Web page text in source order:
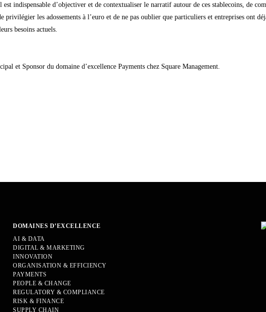
est indispensable d’objectiver et de contextualiser le narratif autour de ces stablecoins, de
les adossements à l’euro et de ne pas oublier que particuliers et entreprises ont
besoins actuels.
et Sponsor du domaine d’excellence Payments chez Square Management.
DOMAINES D’EXCELLENCE
AI & DATA
DIGITAL & MARKETING
INNOVATION
ORGANISATION & EFFICIENCY
PAYMENTS
PEOPLE & CHANGE
REGULATORY & COMPLIANCE
RISK & FINANCE
SUPPLY CHAIN